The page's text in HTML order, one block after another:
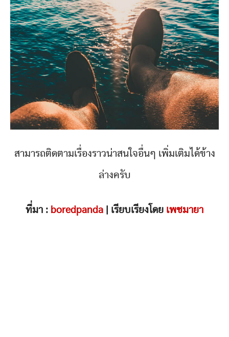
สามารถติดตามเรื่องราวน่าสนใจอื่นๆ เพิ่มเติมได้ข้าง
ล่างครับ
ที่มา : boredpanda | เรียบเรียงโดย เพชมายา